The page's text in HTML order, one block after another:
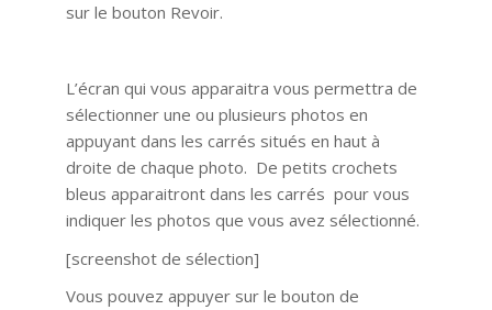
sur le bouton Revoir.
L’écran qui vous apparaitra vous permettra de
sélectionner une ou plusieurs photos en
appuyant dans les carrés situés en haut à
droite de chaque photo. De petits crochets
bleus apparaitront dans les carrés pour vous
indiquer les photos que vous avez sélectionné.
[screenshot de sélection]
Vous pouvez appuyer sur le bouton de